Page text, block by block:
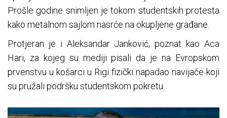
Prošle godine snimljen je tokom studentskih protesta
kako metalnom sajlom nasrće na okupljene građane.
Protjeran je i Aleksandar Janković, poznat kao Aca
Hari, za kojeg su mediji pisali da je na Evropskom
prvenstvu u košarci u Rigi fizički napadao navijače koji
su pružali podršku studentskom pokretu.